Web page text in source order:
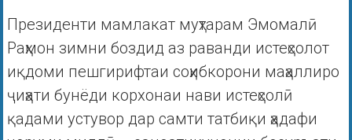
Президенти мамлакат муҳтарам Эмомалӣ
Раҳмон зимни боздид аз раванди истеҳсолот
иқдоми пешгирифтаи соҳибкорони маҳаллиро
ҷиҳати бунёди корхонаи нави истеҳсолӣ
қадами устувор дар самти татбиқи ҳадафи